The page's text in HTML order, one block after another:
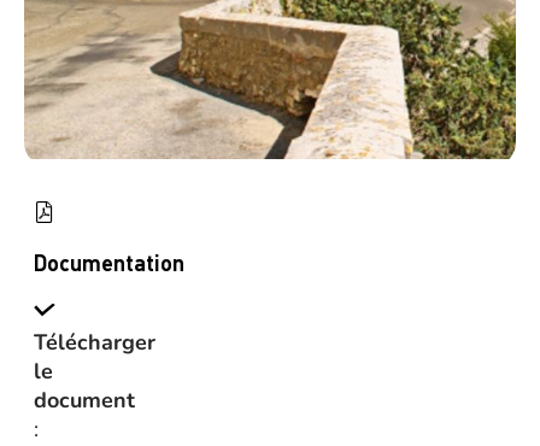
Documentation
Télécharger
le
document
: